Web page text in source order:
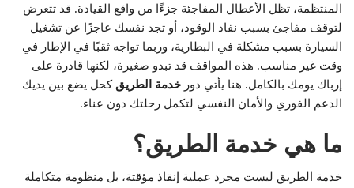
المنتظمة، تظل الأعطال المفاجئة جزءًا من واقع القيادة. قد تتعرض
لتوقف مفاجئ بسبب نفاد الوقود، أو تجد نفسك عاجزًا عن تشغيل
السيارة بسبب مشكلة في البطارية، وربما تواجه ثقبًا في الإطار في
وقت غير مناسب. هذه المواقف قد تبدو صغيرة، لكنها قادرة على
إرباك يومك بالكامل. هنا يأتي دور خدمة الطريق كحل يضع بين يديك
الدعم الفوري والأمان النفسي لتكمل رحلتك دون عناء.
ما هي خدمة الطريق؟
خدمة الطريق ليست مجرد عملية إنقاذ مؤقتة، بل منظومة متكاملة